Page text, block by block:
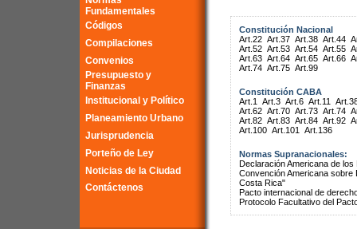
Fundamentales
Códigos
Compilaciones
Convenios
Presupuesto y
Finanzas
Institucional y Político
Planeamiento Urbano
Jurisprudencia
Porteño de Ley
Noticias de la Ciudad
Contáctenos
Constitución Nacional
Art.22 Art.37 Art.38 Art.44
Art.52 Art.53 Art.54 Art.55
Art.63 Art.64 Art.65 Art.66
Art.74 Art.75 Art.99
Constitución CABA
Art.1
Art.3 Art.6 Art.11
Art.62 Art.70 Art.73 Art.74
Art.82 Art.83 Art.84 Art.92
Art.100 Art.101 Art.136
Normas Supranacionales:
Declaración Americana de
Convención Americana
Costa Rica"
Pacto internacional de
Protocolo Facultativo del